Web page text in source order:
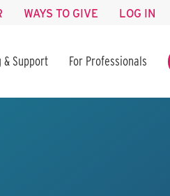
WAYS TO GIVE LOG IN
& Support For Professionals